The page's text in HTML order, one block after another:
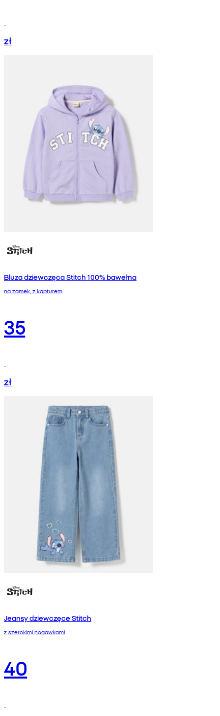
zł
Bluza dziewczęca Stitch 100% bawełna
na zamek, z kapturem
35
zł
Jeansy dziewczęce Stitch
z szerokimi nogawkami
40